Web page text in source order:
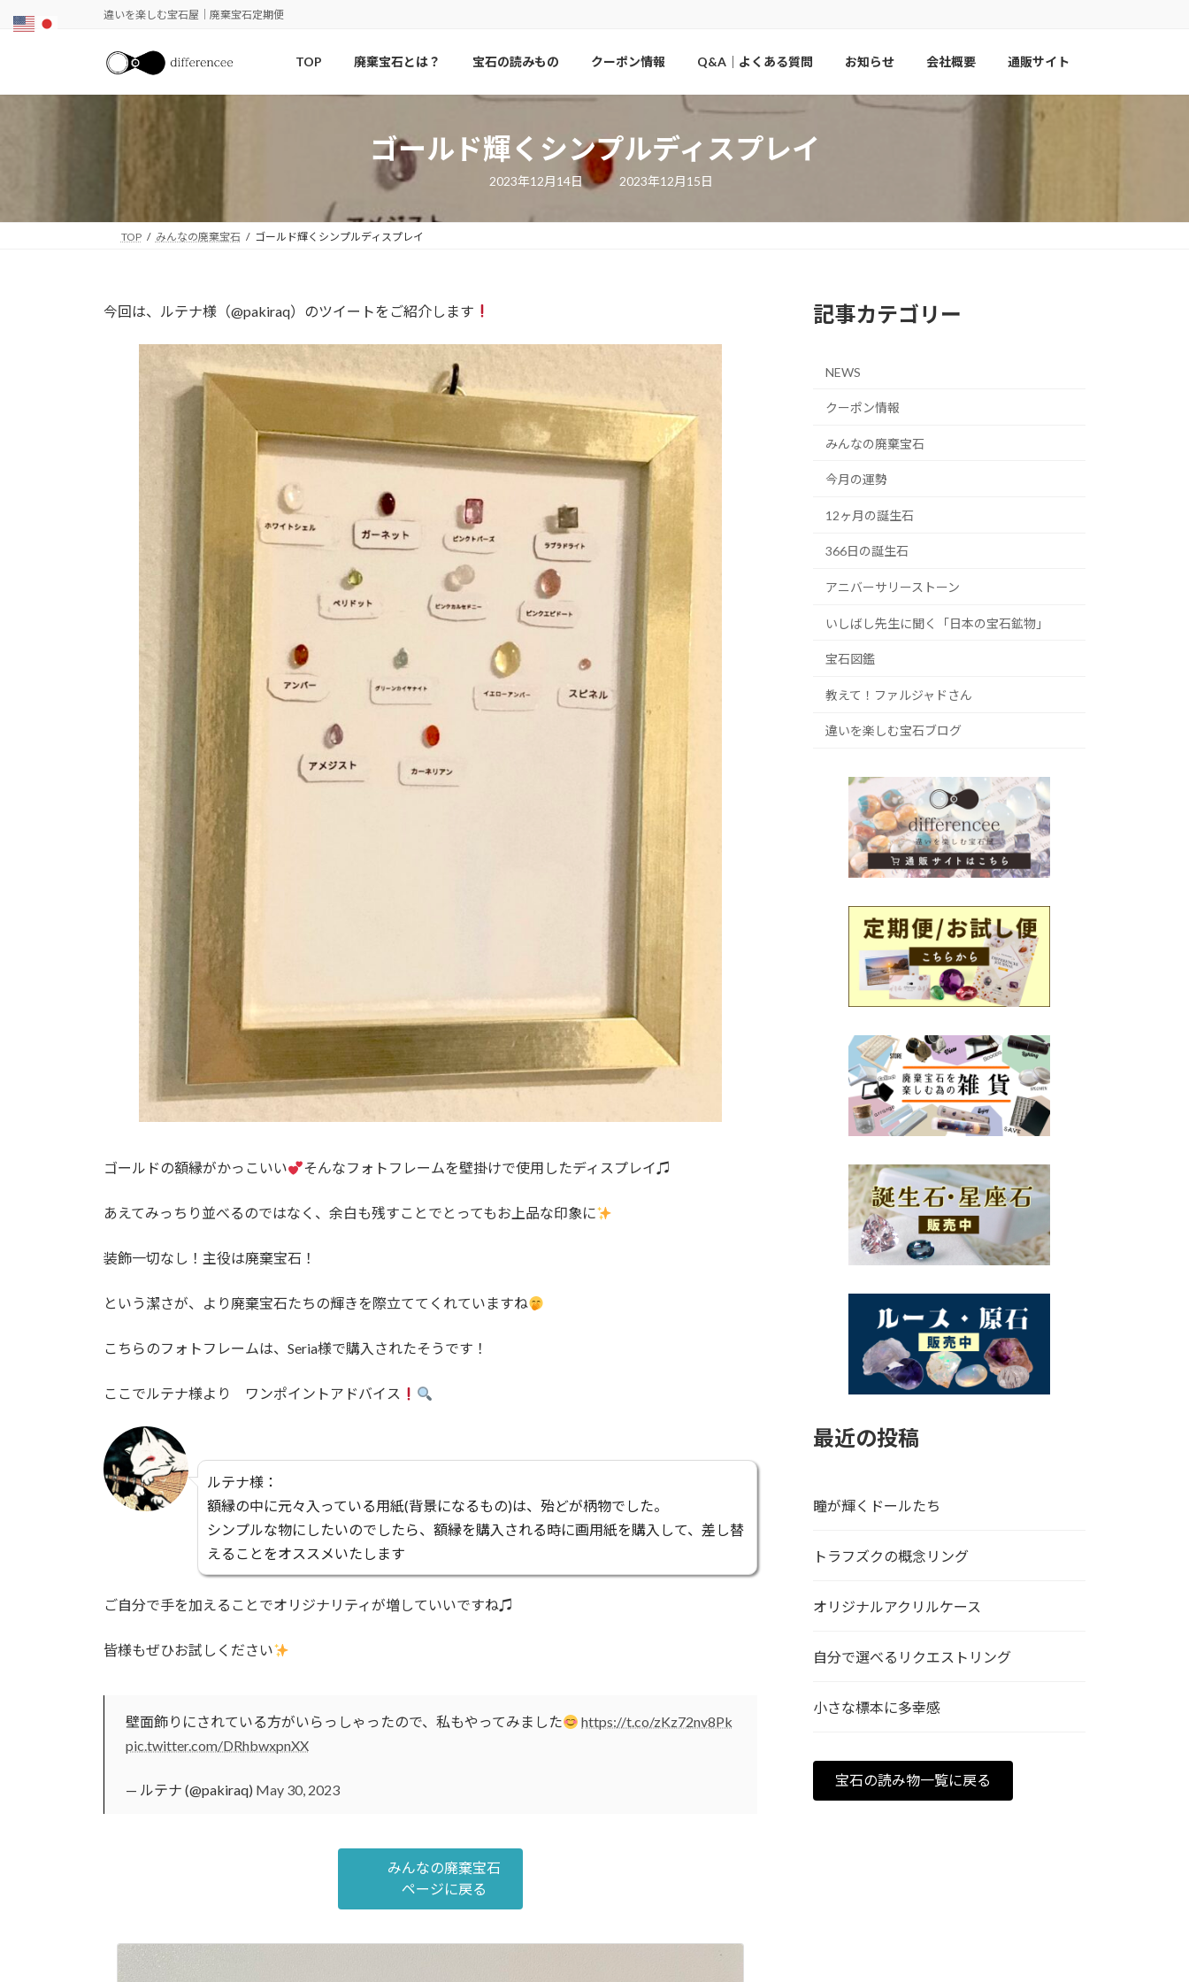
ツ
シ
違いを楽しむ宝石屋｜廃棄宝石定期便
TOP 廃棄宝石とは？ 宝石の読みもの クーポン情報 Q&A｜よくある質問 お知らせ 会社概要 通販サイト
ゴールド輝くシンプルディスプレイ
2023年12月14日
最
2023年12月15日
TOP みんなの廃棄宝石 ゴールド輝くシンプルディスプレイ
今回は、ルテナ様（@pakiraq）のツイートをご紹介します
ゴールドの額縁がかっこいい そんなフォトフレームを壁掛けで使用したディスプレイ♫
あえてみっちり並べるのではなく、余白も残すことでとってもお上品な印象に
装飾一切なし！主役は廃棄宝石！
という潔さが、より廃棄宝石たちの輝きを際立ててくれていますね
こちらのフォトフレームは、Seria様で購入されたそうです！
ここでルテナ様より ワンポイントアドバイス
ルテナ様：
額縁の中に元々入っている用紙(背景になるもの)は、殆どが柄物でした。
シンプルな物にしたいのでしたら、額縁を購入される時に画用紙を購入して、差し替
えることをオススメいたします
ご自分で手を加えることでオリジナリティが増していいですね♫
皆様もぜひお試しください
壁面飾りにされている方がいらっしゃったので、私もやってみました
https://t.co/zKz72nv8Pk
pic.twitter.com/DRhbwxpnXX
— ルテナ (@pakiraq) May 30, 2023
みんなの廃棄宝石
ページに戻る
記事カテゴリー
NEWS
クーポン情報
みんなの廃棄宝石
今月の運勢
12ヶ月の誕生石
366日の誕生石
アニバーサリーストーン
いしばし先生に聞く「日本の宝石鉱物」
宝石図鑑
教えて！ファルジャドさん
違いを楽しむ宝石ブログ
最近の投稿
瞳が輝くドールたち
トラフズクの概念リング
オリジナルアクリルケース
自分で選べるリクエストリング
小さな標本に多幸感
宝石の読み物一覧に戻る